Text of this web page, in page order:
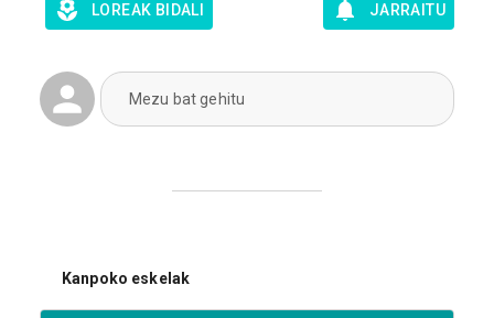
LOREAK BIDALI JARRAITU
Mezu bat gehitu
Kanpoko eskelak